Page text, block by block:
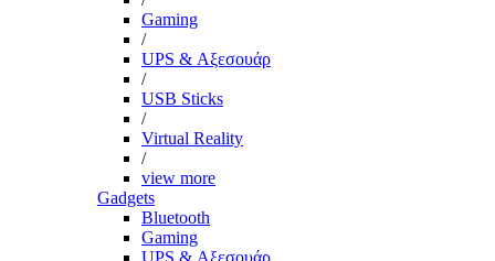
Gaming
/
UPS & Αξεσουάρ
/
USB Sticks
/
Virtual Reality
/
view more
Gadgets
Bluetooth
Gaming
UPS & Αξεσουάρ